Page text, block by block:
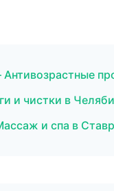
и чистки в
и спа в